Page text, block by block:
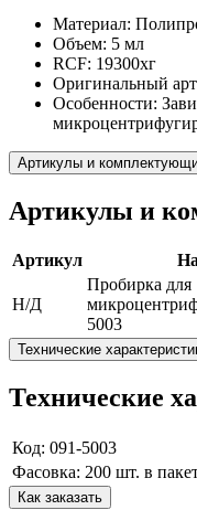
Материал:
Объем: 5 мл
RCF: 19300xг
Оригинальный
Особенности:
Артикулы и
Артикулы и
Артикул
Н/Д
Пробирка для
5003
Технические
Технические
Код: 091-5003
Фасовка: 200 шт. в
Как заказать